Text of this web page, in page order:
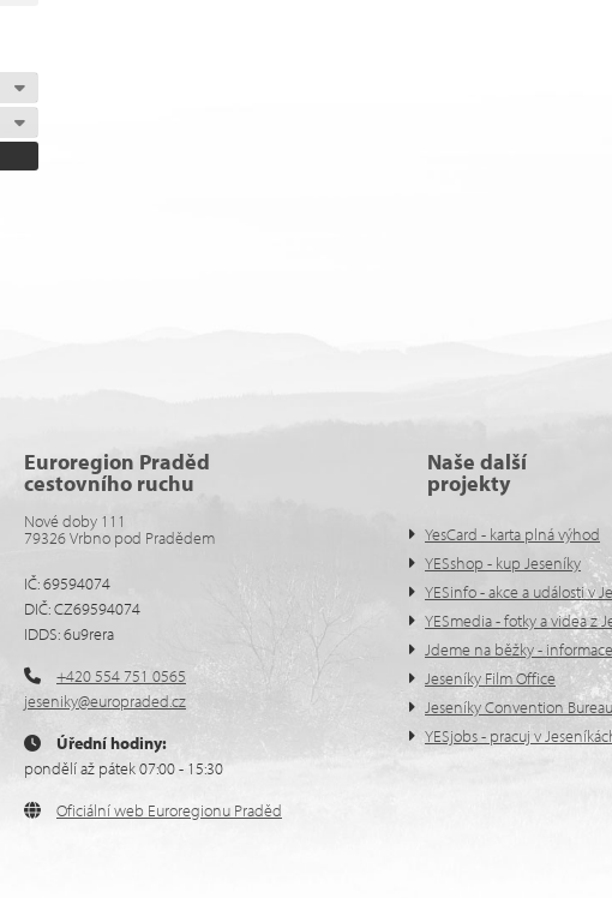
Euroregion Praděd
cestovního ruchu
Nové doby 111
79326 Vrbno pod Pradědem
IČ: 69594074
DIČ: CZ69594074
IDDS: 6u9rera
+420 554 751 0565
jeseniky@europraded.cz
Úřední hodiny:
pondělí až pátek 07:00 - 15:30
Oficiální web Euroregionu Praděd
Naše další
projekty
YesCard - karta plná výhod
YESshop - kup Jeseníky
YESinfo - akce a události v
YESmedia - fotky a videa z
Jdeme na běžky -
Jeseníky Film Office
Jeseníky Convention Bureau
YESjobs - pracuj v